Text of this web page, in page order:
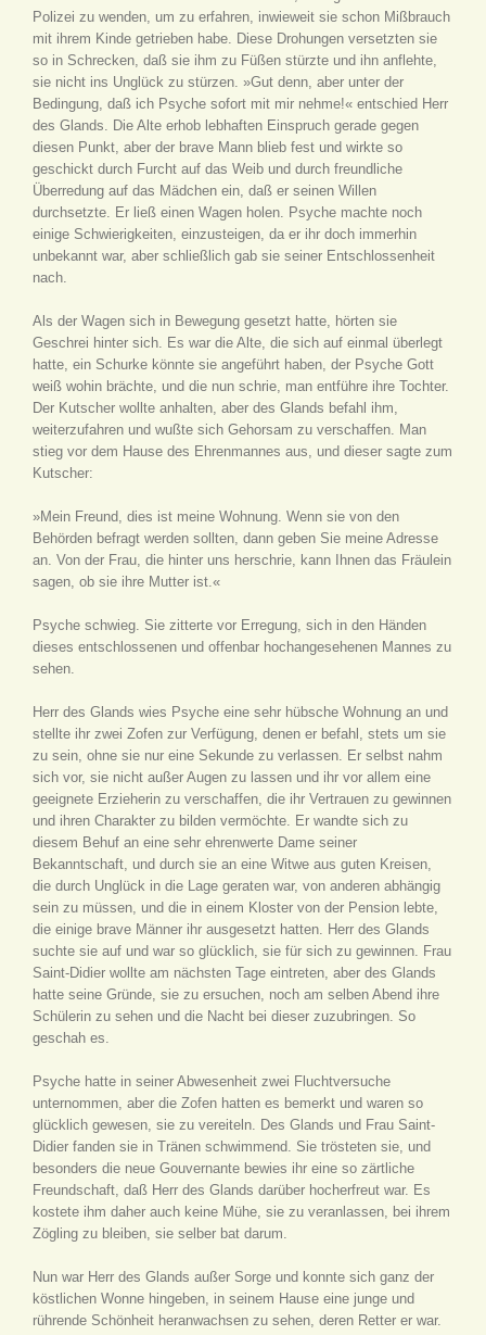
Polizei zu wenden, um zu erfahren, inwieweit sie schon Mißbrauch
mit ihrem Kinde getrieben habe. Diese Drohungen versetzten sie
so in Schrecken, daß sie ihm zu Füßen stürzte und ihn anflehte,
sie nicht ins Unglück zu stürzen. »Gut denn, aber unter der
Bedingung, daß ich Psyche sofort mit mir nehme!« entschied Herr
des Glands. Die Alte erhob lebhaften Einspruch gerade gegen
diesen Punkt, aber der brave Mann blieb fest und wirkte so
geschickt durch Furcht auf das Weib und durch freundliche
Überredung auf das Mädchen ein, daß er seinen Willen
durchsetzte. Er ließ einen Wagen holen. Psyche machte noch
einige Schwierigkeiten, einzusteigen, da er ihr doch immerhin
unbekannt war, aber schließlich gab sie seiner Entschlossenheit
nach.
Als der Wagen sich in Bewegung gesetzt hatte, hörten sie
Geschrei hinter sich. Es war die Alte, die sich auf einmal überlegt
hatte, ein Schurke könnte sie angeführt haben, der Psyche Gott
weiß wohin brächte, und die nun schrie, man entführe ihre Tochter.
Der Kutscher wollte anhalten, aber des Glands befahl ihm,
weiterzufahren und wußte sich Gehorsam zu verschaffen. Man
stieg vor dem Hause des Ehrenmannes aus, und dieser sagte zum
Kutscher:
»Mein Freund, dies ist meine Wohnung. Wenn sie von den
Behörden befragt werden sollten, dann geben Sie meine Adresse
an. Von der Frau, die hinter uns herschrie, kann Ihnen das Fräulein
sagen, ob sie ihre Mutter ist.«
Psyche schwieg. Sie zitterte vor Erregung, sich in den Händen
dieses entschlossenen und offenbar hochangesehenen Mannes zu
sehen.
Herr des Glands wies Psyche eine sehr hübsche Wohnung an und
stellte ihr zwei Zofen zur Verfügung, denen er befahl, stets um sie
zu sein, ohne sie nur eine Sekunde zu verlassen. Er selbst nahm
sich vor, sie nicht außer Augen zu lassen und ihr vor allem eine
geeignete Erzieherin zu verschaffen, die ihr Vertrauen zu gewinnen
und ihren Charakter zu bilden vermöchte. Er wandte sich zu
diesem Behuf an eine sehr ehrenwerte Dame seiner
Bekanntschaft, und durch sie an eine Witwe aus guten Kreisen,
die durch Unglück in die Lage geraten war, von anderen abhängig
sein zu müssen, und die in einem Kloster von der Pension lebte,
die einige brave Männer ihr ausgesetzt hatten. Herr des Glands
suchte sie auf und war so glücklich, sie für sich zu gewinnen. Frau
Saint-Didier wollte am nächsten Tage eintreten, aber des Glands
hatte seine Gründe, sie zu ersuchen, noch am selben Abend ihre
Schülerin zu sehen und die Nacht bei dieser zuzubringen. So
geschah es.
Psyche hatte in seiner Abwesenheit zwei Fluchtversuche
unternommen, aber die Zofen hatten es bemerkt und waren so
glücklich gewesen, sie zu vereiteln. Des Glands und Frau Saint-
Didier fanden sie in Tränen schwimmend. Sie trösteten sie, und
besonders die neue Gouvernante bewies ihr eine so zärtliche
Freundschaft, daß Herr des Glands darüber hocherfreut war. Es
kostete ihm daher auch keine Mühe, sie zu veranlassen, bei ihrem
Zögling zu bleiben, sie selber bat darum.
Nun war Herr des Glands außer Sorge und konnte sich ganz der
köstlichen Wonne hingeben, in seinem Hause eine junge und
rührende Schönheit heranwachsen zu sehen, deren Retter er war.